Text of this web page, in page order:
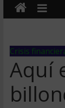
Crisis
Aquí­